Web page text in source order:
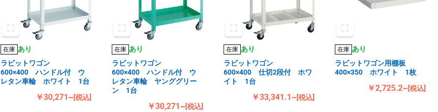
在庫 あり
ラビットワゴン
600×400 ハンドル付 ウ
レタン車輪 ホワイト 1台
￥30,271~[税込]
在庫 あり
ラビットワゴン
600×400 ハンドル付 ウ
レタン車輪 ヤンググリー
ン 1台
￥30,271~[税込]
在庫 あり
ラビットワゴン
600×400 仕切2段付 ホワ
イト 1台
￥33,341.1~[税込]
在庫 あり
ラビットワゴン用棚板
400×350 ホワイト 1枚
￥2,725.2~[税込]